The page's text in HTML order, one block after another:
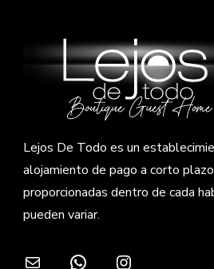
Lejos De Todo es un
alojamiento de pago a corto
proporcionadas dentro de cada
pueden variar.
Correo electrónico
WhatsAppInstagram